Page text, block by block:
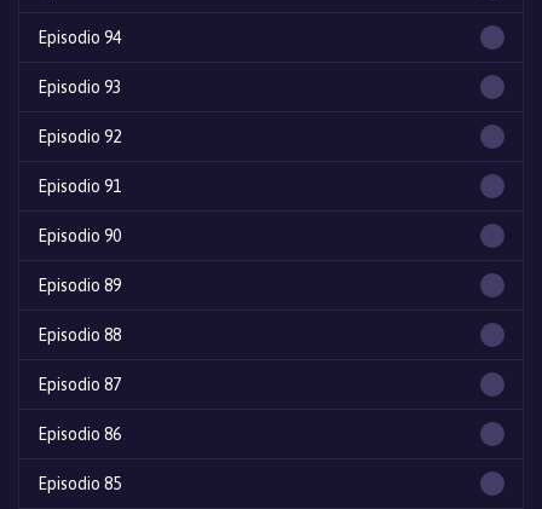
Episodio 94
Episodio 93
Episodio 92
Episodio 91
Episodio 90
Episodio 89
Episodio 88
Episodio 87
Episodio 86
Episodio 85